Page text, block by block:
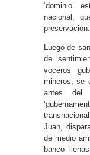
‘dominio’
nacional,
preservación.
Luego de
de
voceros
mineros, se
antes del
Juan,
de medio
banco